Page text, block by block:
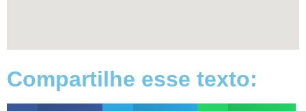
Compartilhe esse texto: